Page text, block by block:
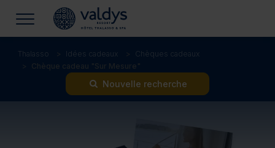
Thalasso Idées cadeaux
Chèques cadeaux
Chèque cadeau "Sur Mesure"
Nouvelle recherche